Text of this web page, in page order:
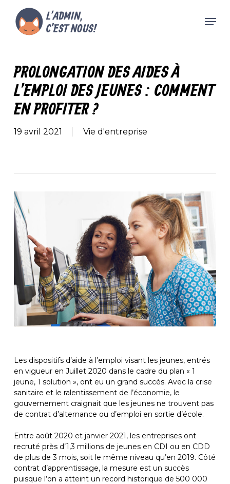
main
content
PROLONGATION DES AIDES À
L’EMPLOI DES JEUNES : COMMENT
EN PROFITER ?
19 avril 2021 Vie d'entreprise
Les dispositifs d’aide à l’emploi visant les jeunes, entrés
en vigueur en Juillet 2020 dans le cadre du plan « 1
jeune, 1 solution », ont eu un grand succès. Avec la crise
sanitaire et le ralentissement de l’économie, le
gouvernement craignait que les jeunes ne trouvent pas
de contrat d’alternance ou d’emploi en sortie d’école.
Entre août 2020 et janvier 2021, les entreprises ont
recruté près d’1,3 millions de jeunes en CDI ou en CDD
de plus de 3 mois, soit le même niveau qu’en 2019. Côté
contrat d’apprentissage, la mesure est un succès
puisque l’on a atteint un record historique de 500 000